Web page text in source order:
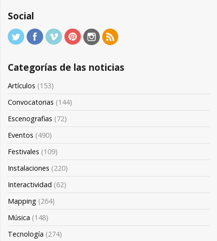
Social
Categorías de las noticias
Artículos (153)
Convocatorias (144)
Escenografias (72)
Eventos (490)
Festivales (109)
Instalaciones (220)
Interactividad (62)
Mapping (264)
Música (148)
Tecnología (274)